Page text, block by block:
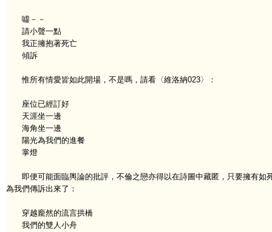
噓－－
請小聲一點
我正擁抱著死亡
傾訴
惟所有情愛皆如此開場，不是嗎，請看〈維洛納023〉：
座位已經訂好
天涯坐一邊
海角坐一邊
陽光為我們的進餐
掌燈
即便可能面臨輿論的批評，不倫之戀亦得以在詩圖中藏匿，只要擁有如
為我們傳訴出來了：
穿越龐然的流言拱橋
我們的雙人小舟